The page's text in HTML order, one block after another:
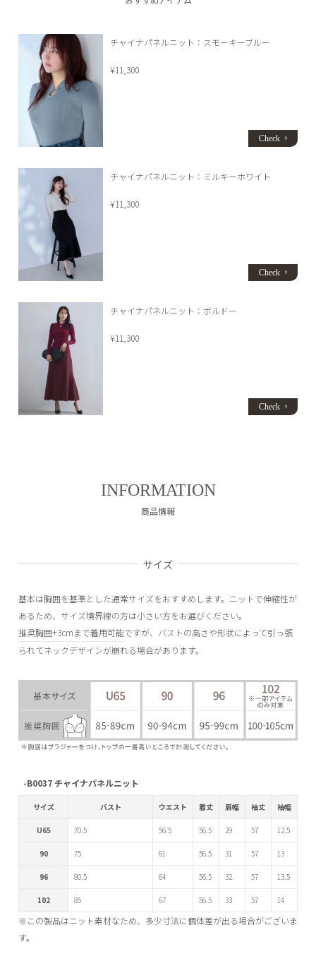
チャイナパネルニット：スモーキーブルー
¥11,300
チャイナパネルニット：ミルキーホワイト
¥11,300
チャイナパネルニット：ボルドー
¥11,300
INFORMATION
商品情報
サイズ
基本は胸囲を基準とした通常サイズをおすすめします。ニットで伸縮性が
あるため、サイズ境界線の方は小さい方をお選びください。
推奨胸囲+3cmまで着用可能ですが、バストの高さや形状によって引っ張
られてネックデザインが崩れる場合があります。
B0037 チャイナパネルニット
サイズ バスト ウエスト 着丈 肩幅 袖丈 袖幅
U65 70.5 56.5 56.5 29 57 12.5
90 75 61 56.5 31 57 13
96 80.5 64 56.5 32 57 13.5
102 85 67 56.5 33 57 14
※この製品はニット素材なため、多少寸法に個体差が出る場合がございま
す。